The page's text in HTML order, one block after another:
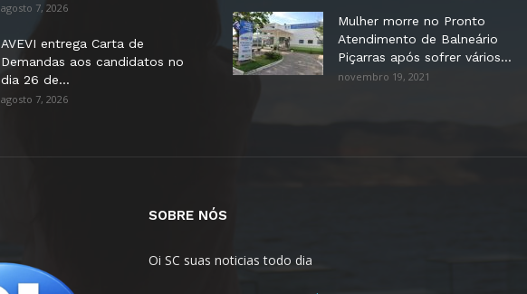
agosto 7, 2026
AVEVI entrega Carta de
Demandas aos candidatos no
dia 26 de...
agosto 7, 2026
Mulher morre no Pronto
Atendimento de Balneário
Piçarras após sofrer vários...
novembro 19, 2021
SOBRE NÓS
Oi SC suas noticias todo dia